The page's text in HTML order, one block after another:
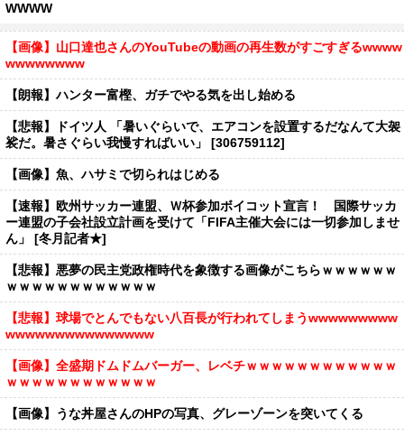
WWWW
【画像】山口達也さんのYouTubeの動画の再生数がすごすぎるwwww
wwwwwwww
【朗報】ハンター富樫、ガチでやる気を出し始める
【悲報】ドイツ人 「暑いぐらいで、エアコンを設置するだなんて大袈
裟だ。暑さぐらい我慢すればいい」 [306759112]
【画像】魚、ハサミで切られはじめる
【速報】欧州サッカー連盟、Ｗ杯参加ボイコット宣言！ 国際サッカ
ー連盟の子会社設立計画を受けて「FIFA主催大会には一切参加しませ
ん」 [冬月記者★]
【悲報】悪夢の民主党政権時代を象徴する画像がこちらｗｗｗｗｗｗ
ｗｗｗｗｗｗｗｗｗｗｗｗ
【悲報】球場でとんでもない八百長が行われてしまうwwwwwwwww
wwwwwwwwwwwwwww
【画像】全盛期ドムドムバーガー、レベチｗｗｗｗｗｗｗｗｗｗｗｗ
ｗｗｗｗｗｗｗｗｗｗｗｗ
【画像】うな丼屋さんのHPの写真、グレーゾーンを突いてくる